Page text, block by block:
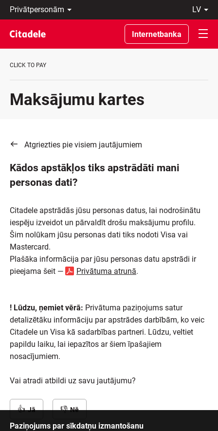
Privātpersonām
Uzņēmumiem
Private
Banking
Par
C
lv
Latviski
По-
русски
In
Internetbanka
CLICK TO PAY
Maksājumu kartes
Atgriezties pie visiem jautājumiem
Kādos apstākļos tiks apstrādāti mani
personas dati?
Citadele apstrādās jūsu personas datus, lai nodrošinātu
iespēju izveidot un pārvaldīt drošu maksājumu profilu.
Šim nolūkam jūsu personas dati tiks nodoti Visa vai
Mastercard.
Plašāka informācija par jūsu personas datu apstrādi ir
pieejama šeit —
Privātuma atrunā.
! Lūdzu, ņemiet vērā: Privātuma paziņojums satur
detalizētāku informāciju par apstrādes darbībām, ko veic
Citadele un Visa kā sadarbības partneri. Lūdzu, veltiet
papildu laiku, lai iepazītos ar šiem īpašajiem
nosacījumiem.
Vai atradi atbildi uz savu jautājumu?
Jā Nē
Paziņojums par sīkdatņu izmantošanu